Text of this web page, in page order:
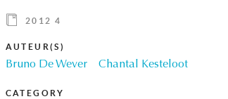
2012 4
AUTEUR(S)
Bruno De Wever Chantal Kesteloot
CATEGORY